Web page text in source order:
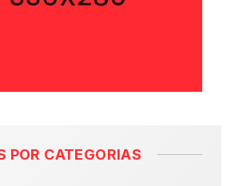
POR CATEGORIAS